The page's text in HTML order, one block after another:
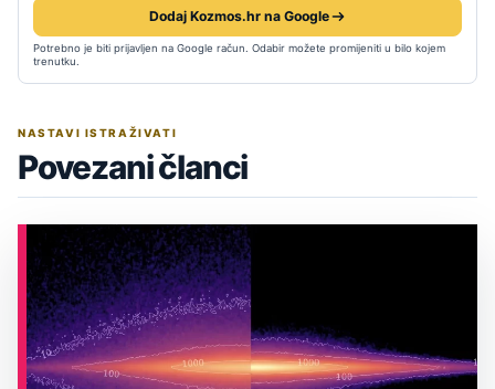
Dodaj Kozmos.hr na Google
Potrebno je biti prijavljen na Google račun. Odabir možete promijeniti u bilo kojem
trenutku.
NASTAVI ISTRAŽIVATI
Povezani članci